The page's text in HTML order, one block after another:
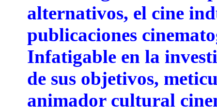
alternativos, el cine
publicaciones
Infatigable en la
de sus objetivos,
animador cultural